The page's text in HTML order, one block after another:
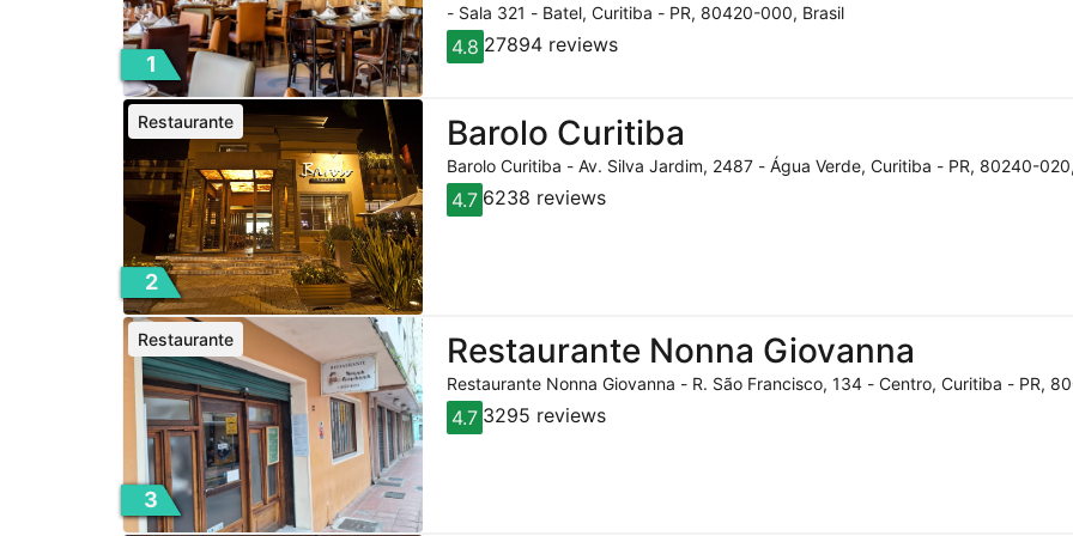
1
- Sala 321 - Batel, Curitiba - PR, 80420-000, Brasil
4.8 27894 reviews
2
Barolo Curitiba
Restaurante
Barolo Curitiba - Av. Silva Jardim, 2487 - Água Verde, Curitiba - PR, 80240-
4.7 6238 reviews
3
Restaurante Nonna Giovanna
Restaurante
Restaurante Nonna Giovanna - R. São Francisco, 134 - Centro, Curitiba - PR,
4.7 3295 reviews